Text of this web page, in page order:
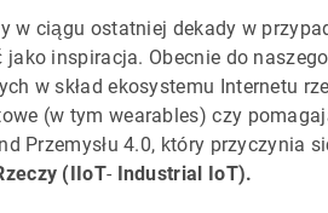
w ciągu ostatniej dekady w
jako inspiracja. Obecnie do
w skład ekosystemu Internetu
(w tym wearables) czy
Przemysłu 4.0, który przyczynia
(IIoT- Industrial IoT).